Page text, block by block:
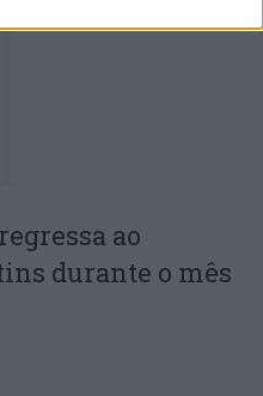
ao
durante o mês